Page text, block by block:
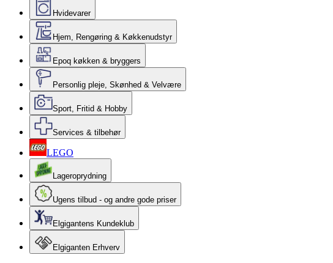
Hvidevarer
Hjem, Rengøring & Køkkenudstyr
Epoq køkken & bryggers
Personlig pleje, Skønhed & Velvære
Sport, Fritid & Hobby
Services & tilbehør
LEGO
Lageroprydning
Ugens tilbud - og andre gode priser
Elgigantens Kundeklub
Elgiganten Erhverv